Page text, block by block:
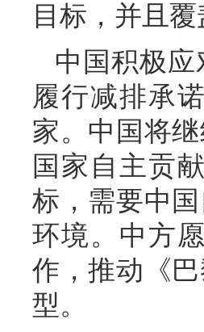
目标，并且
中国积极
履行减排承
家。中国将
国家自主贡
标，需要中
环境。中方
作，推动《
型。